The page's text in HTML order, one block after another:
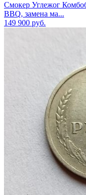
Смокер Углежог
BBQ, замена ма...
149 900 руб.